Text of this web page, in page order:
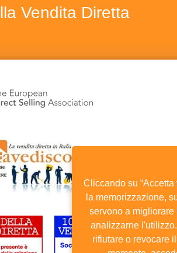
Vendita Diretta
Cliccando su
la memorizzazione,
servono a
analizzarne
rifiutare o revocare